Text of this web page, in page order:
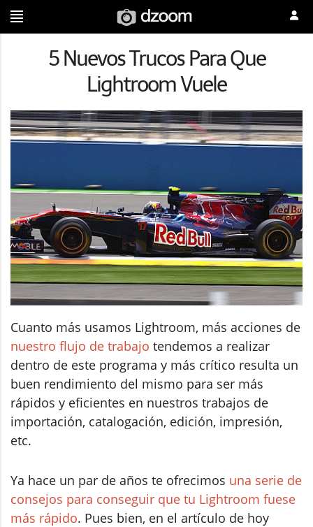
5 Nuevos Trucos Para Que
Lightroom Vuele
Cuanto más usamos Lightroom, más acciones de
nuestro flujo de trabajo tendemos a realizar
dentro de este programa y más crítico resulta un
buen rendimiento del mismo para ser más
rápidos y eficientes en nuestros trabajos de
importación, catalogación, edición, impresión,
etc.
Ya hace un par de años te ofrecimos una serie de
consejos para conseguir que tu Lightroom fuese
más rápido. Pues bien, en el artículo de hoy